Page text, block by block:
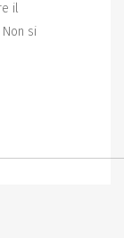
il
si